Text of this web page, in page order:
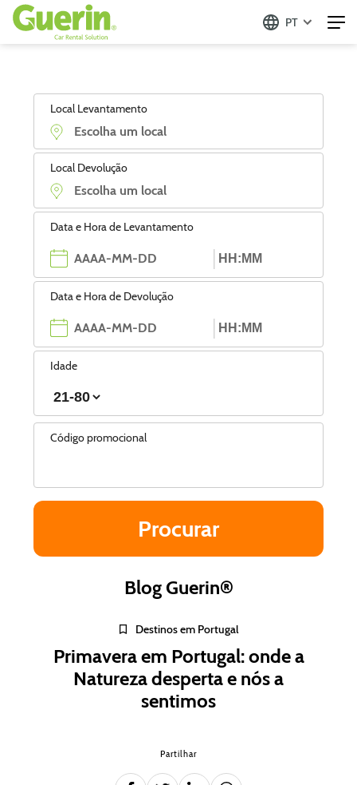
PT
Local Levantamento
Local Devolução
Data e Hora de Levantamento
Data e Hora de Devolução
Idade
Código promocional
Blog Guerin®
Destinos em Portugal
Primavera em Portugal: onde a
Natureza desperta e nós a
sentimos
Partilhar